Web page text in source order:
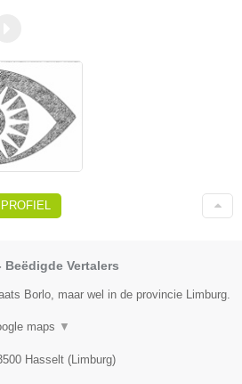
Beëdigde Vertalers
Borlo, maar wel in de provincie Limburg.
maps ▼
Hasselt ( Limburg)